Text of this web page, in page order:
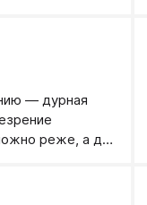
— дурная
реже, а для